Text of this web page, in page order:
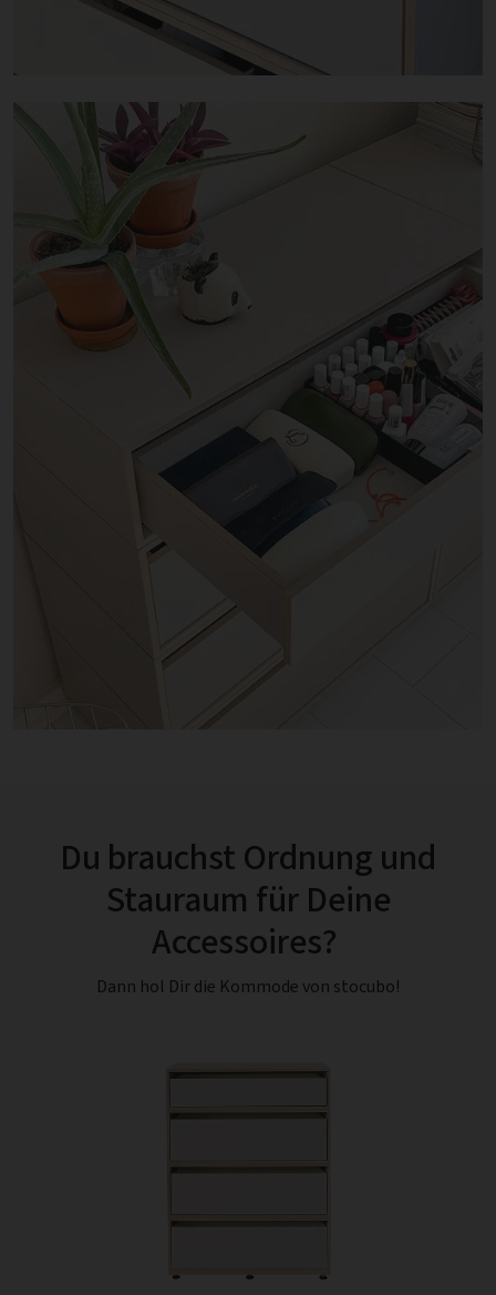
Du brauchst Ordnung und
Stauraum für Deine
Accessoires?
Dann hol Dir die Kommode von stocubo!